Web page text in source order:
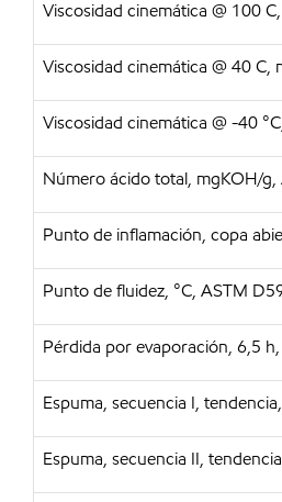
Viscosidad cinemática @ 100
Viscosidad cinemática @ 40 C,
Viscosidad cinemática @ -40
Número ácido total, mgKOH/g,
Punto de inflamación, copa
Punto de fluidez, °C, ASTM
Pérdida por evaporación, 6,5
Espuma, secuencia I,
Espuma, secuencia II,